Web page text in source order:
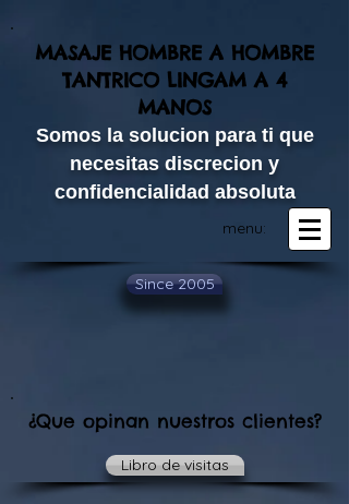
MASAJE HOMBRE A HOMBRE
TANTRICO LINGAM A 4
MANOS​
Somos la solucion para ti que
necesitas discrecion y
confidencialidad absoluta
menu:
Since 2005
¿Que opinan nuestros clientes?
Libro de visitas